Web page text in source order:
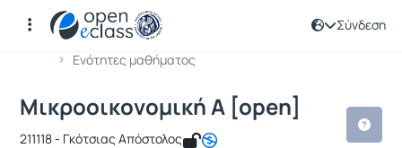
Σύνδεση
Αρχική Σελίδα
Ενότητες μαθήματος
Μάθημα : Μικροοικονομική Α [open]
Κωδικός : 211118
Μικροοικονομική Α [open]
211118 - Γκότσιας Απόστολος